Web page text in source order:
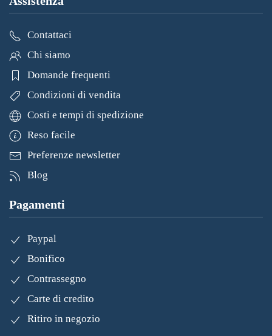
Contattaci
Chi siamo
Domande frequenti
Condizioni di vendita
Costi e tempi di spedizione
Reso facile
Preferenze newsletter
Blog
Pagamenti
Paypal
Bonifico
Contrassegno
Carte di credito
Ritiro in negozio